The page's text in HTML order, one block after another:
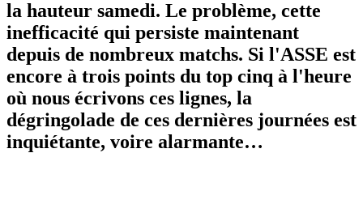
la hauteur samedi. Le problème, cette
inefficacité qui persiste maintenant
depuis de nombreux matchs. Si l'ASSE est
encore à trois points du top cinq à l'heure
où nous écrivons ces lignes, la
dégringolade de ces dernières journées est
inquiétante, voire alarmante…